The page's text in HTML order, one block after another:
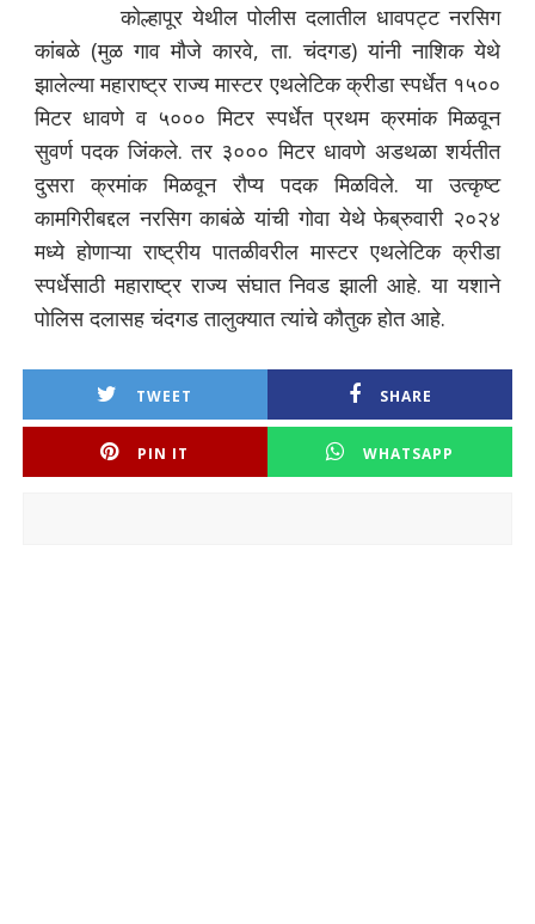
कोल्हापूर येथील पोलीस दलातील धावपट्ट नरसिग
कांबळे (मुळ गाव मौजे कारवे, ता. चंदगड) यांनी नाशिक येथे
झालेल्या महाराष्ट्र राज्य मास्टर एथलेटिक क्रीडा स्पर्धेत १५००
मिटर धावणे व ५००० मिटर स्पर्धेत प्रथम क्रमांक मिळवून
सुवर्ण पदक जिंकले. तर ३००० मिटर धावणे अडथळा शर्यतीत
दुसरा क्रमांक मिळवून रौप्य पदक मिळविले. या उत्कृष्ट
कामगिरीबद्दल नरसिग काबंळे यांची गोवा येथे फेब्रुवारी २०२४
मध्ये होणाऱ्या राष्ट्रीय पातळीवरील मास्टर एथलेटिक क्रीडा
स्पर्धेसाठी महाराष्ट्र राज्य संघात निवड झाली आहे. या यशाने
पोलिस दलासह चंदगड तालुक्यात त्यांचे कौतुक होत आहे.
TWEET SHARE
PIN IT WHATSAPP